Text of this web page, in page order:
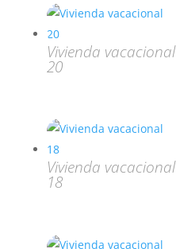
Vivienda vacacional
20
Vivienda vacacional
18